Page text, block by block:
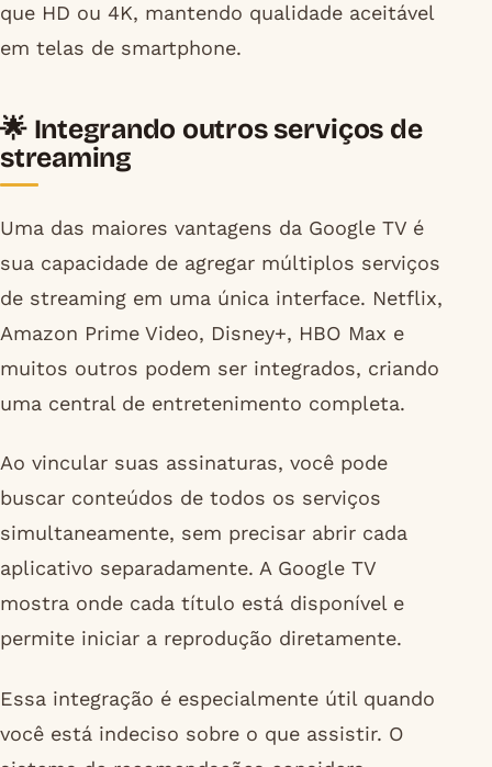
que HD ou 4K, mantendo qualidade aceitável
em telas de smartphone.
🌟 Integrando outros serviços de
streaming
Uma das maiores vantagens da Google TV é
sua capacidade de agregar múltiplos serviços
de streaming em uma única interface. Netflix,
Amazon Prime Video, Disney+, HBO Max e
muitos outros podem ser integrados, criando
uma central de entretenimento completa.
Ao vincular suas assinaturas, você pode
buscar conteúdos de todos os serviços
simultaneamente, sem precisar abrir cada
aplicativo separadamente. A Google TV
mostra onde cada título está disponível e
permite iniciar a reprodução diretamente.
Essa integração é especialmente útil quando
você está indeciso sobre o que assistir. O